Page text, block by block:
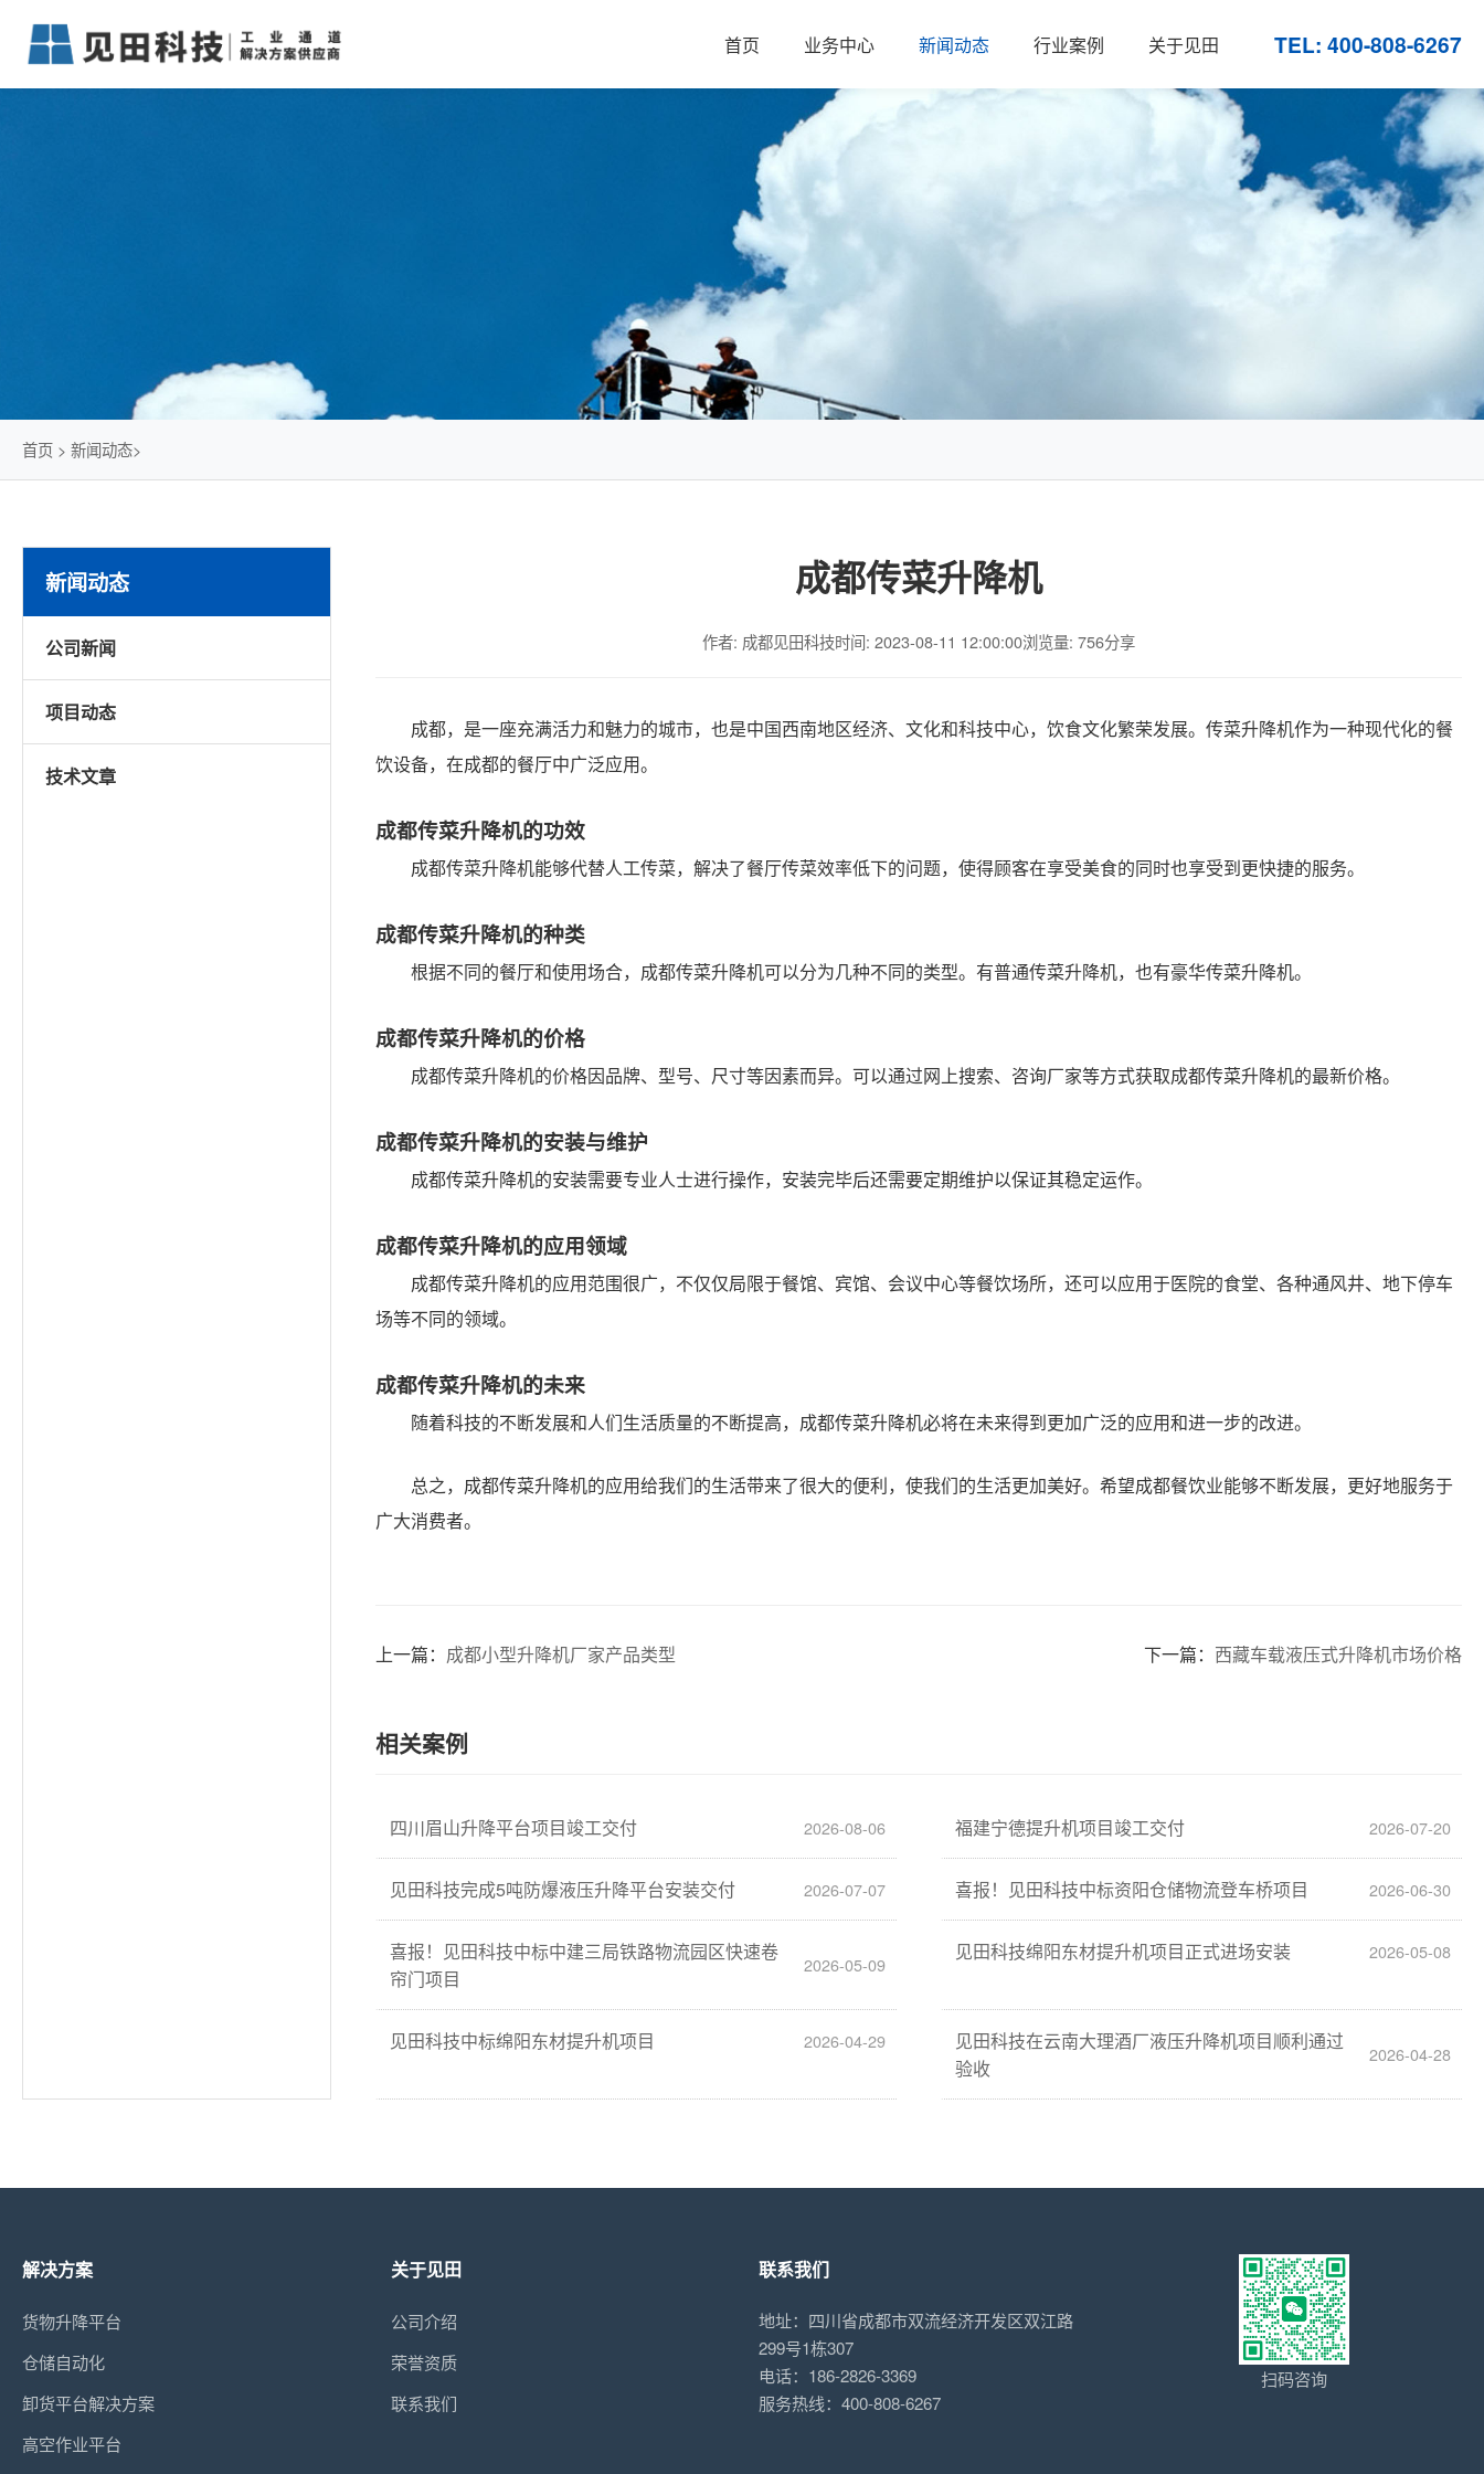
首页 业务中心 新闻动态 行业案例 关于见田 TEL: 400-808-6267
首页 > 新闻动态>
新闻动态
公司新闻
项目动态
技术文章
成都传菜升降机
作者: 成都见田科技时间: 2023-08-11 12:00:00浏览量: 756分享
成都，是一座充满活力和魅力的城市，也是中国西南地区经济、文化和科技中心，饮食文化繁荣发展。传菜升降机作为一种现代化的餐
饮设备，在成都的餐厅中广泛应用。
成都传菜升降机的功效
成都传菜升降机能够代替人工传菜，解决了餐厅传菜效率低下的问题，使得顾客在享受美食的同时也享受到更快捷的服务。
成都传菜升降机的种类
根据不同的餐厅和使用场合，成都传菜升降机可以分为几种不同的类型。有普通传菜升降机，也有豪华传菜升降机。
成都传菜升降机的价格
成都传菜升降机的价格因品牌、型号、尺寸等因素而异。可以通过网上搜索、咨询厂家等方式获取成都传菜升降机的最新价格。
成都传菜升降机的安装与维护
成都传菜升降机的安装需要专业人士进行操作，安装完毕后还需要定期维护以保证其稳定运作。
成都传菜升降机的应用领域
成都传菜升降机的应用范围很广，不仅仅局限于餐馆、宾馆、会议中心等餐饮场所，还可以应用于医院的食堂、各种通风井、地下停车
场等不同的领域。
成都传菜升降机的未来
随着科技的不断发展和人们生活质量的不断提高，成都传菜升降机必将在未来得到更加广泛的应用和进一步的改进。
总之，成都传菜升降机的应用给我们的生活带来了很大的便利，使我们的生活更加美好。希望成都餐饮业能够不断发展，更好地服务于
广大消费者。
上一篇： 成都小型升降机厂家产品类型 下一篇： 西藏车载液压式升降机市场价格
相关案例
四川眉山升降平台项目竣工交付 2026-08-06 福建宁德提升机项目竣工交付 2026-07-20
见田科技完成5吨防爆液压升降平台安装交付 2026-07-07 喜报！见田科技中标资阳仓储物流登车桥项目 2026-06-30
喜报！见田科技中标中建三局铁路物流园区快速卷
帘门项目
2026-05-09
见田科技绵阳东材提升机项目正式进场安装 2026-05-08
见田科技中标绵阳东材提升机项目 2026-04-29
见田科技在云南大理酒厂液压升降机项目顺利通过
验收
2026-04-28
解决方案
货物升降平台
仓储自动化
卸货平台解决方案
高空作业平台
关于见田
公司介绍
荣誉资质
联系我们
联系我们
地址：四川省成都市双流经济开发区双江路
299号1栋307
电话：186-2826-3369
服务热线：400-808-6267
扫码咨询